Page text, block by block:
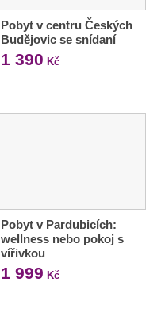
Pobyt v centru Českých
Budějovic se snídaní
1 390 Kč
Pobyt v Pardubicích:
wellness nebo pokoj s
vířivkou
1 999 Kč